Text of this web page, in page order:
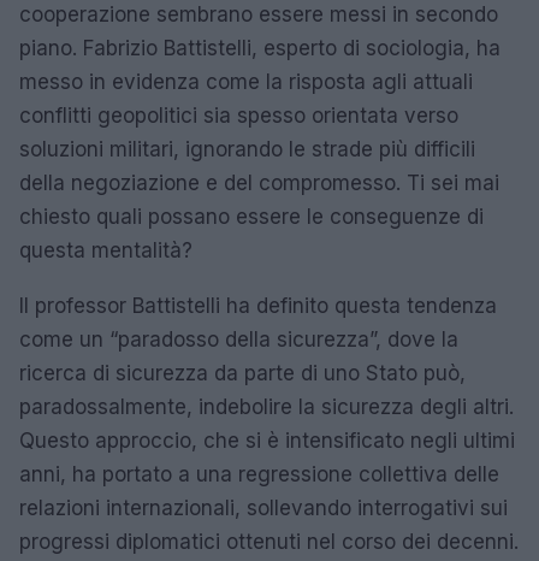
cooperazione sembrano essere messi in secondo
piano. Fabrizio Battistelli, esperto di sociologia, ha
messo in evidenza come la risposta agli attuali
conflitti geopolitici sia spesso orientata verso
soluzioni militari, ignorando le strade più difficili
della negoziazione e del compromesso. Ti sei mai
chiesto quali possano essere le conseguenze di
questa mentalità?
Il professor Battistelli ha definito questa tendenza
come un “paradosso della sicurezza”, dove la
ricerca di sicurezza da parte di uno Stato può,
paradossalmente, indebolire la sicurezza degli altri.
Questo approccio, che si è intensificato negli ultimi
anni, ha portato a una regressione collettiva delle
relazioni internazionali, sollevando interrogativi sui
progressi diplomatici ottenuti nel corso dei decenni.